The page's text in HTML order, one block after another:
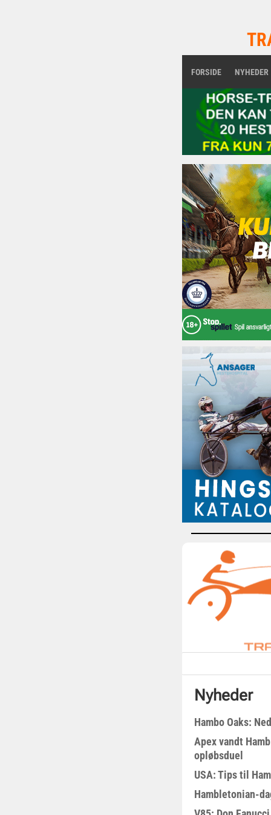
FORSIDE NYHEDER
Nyheder
Hambo Oaks:
Apex vandt
opløbsduel
USA: Tips til
Hambletonian-